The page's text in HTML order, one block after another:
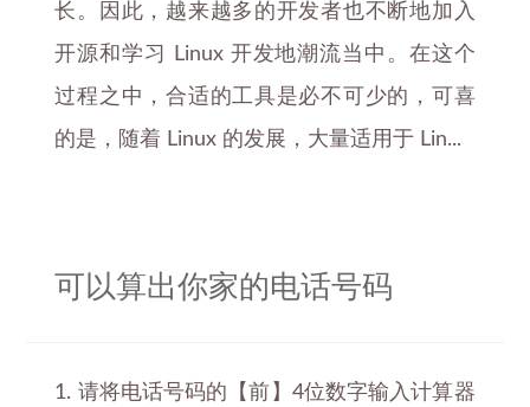
长。因此，越来越多的开发者也不断地加入
开源和学习 Linux 开发地潮流当中。在这个
过程之中，合适的工具是必不可少的，可喜
的是，随着 Linux 的发展，大量适用于 Lin...
可以算出你家的电话号码
1. 请将电话号码的【前】4位数字输入计算器